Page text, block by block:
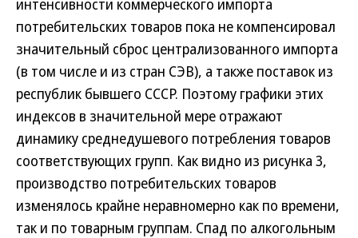
интенсивности коммерческого импорта
потребительских товаров пока не компенсировал
значительный сброс централизованного импорта
(в том числе и из стран СЭВ), а также поставок из
республик бывшего СССР. Поэтому графики этих
индексов в значительной мере отражают
динамику среднедушевого потребления товаров
соответствующих групп. Как видно из рисунка 3,
производство потребительских товаров
изменялось крайне неравномерно как по времени,
так и по товарным группам. Спад по алкогольным